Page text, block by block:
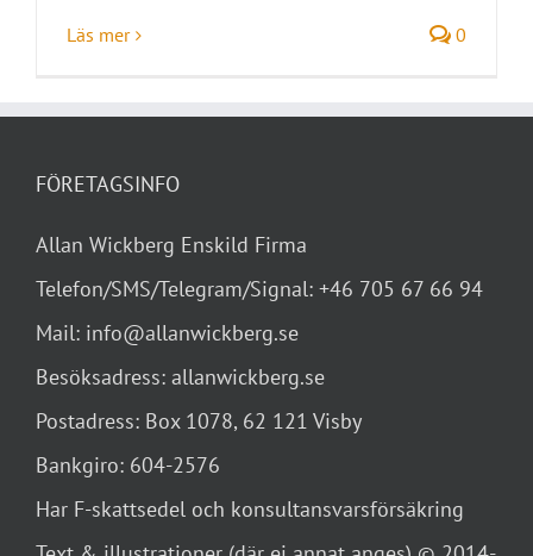
Läs mer 0
FÖRETAGSINFO
Allan Wickberg Enskild Firma
Telefon/SMS/Telegram/Signal: +46 705 67 66 94
Mail: info@allanwickberg.se
Besöksadress: allanwickberg.se
Postadress: Box 1078, 62 121 Visby
Bankgiro: 604-2576
Har F-skattsedel och konsultansvarsförsäkring